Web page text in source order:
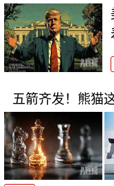
五箭齐发！熊猫